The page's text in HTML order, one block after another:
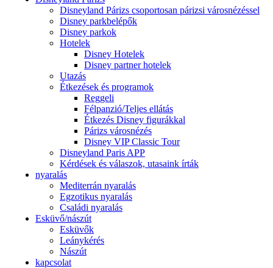
Disneyland Párizs csoportosan párizsi városnézéssel
Disney parkbelépők
Disney parkok
Hotelek
Disney Hotelek
Disney partner hotelek
Utazás
Étkezések és programok
Reggeli
Félpanzió/Teljes ellátás
Étkezés Disney figurákkal
Párizs városnézés
Disney VIP Classic Tour
Disneyland Paris APP
Kérdések és válaszok, utasaink írták
nyaralás
Mediterrán nyaralás
Egzotikus nyaralás
Családi nyaralás
Esküvő/nászút
Esküvők
Leánykérés
Nászút
kapcsolat